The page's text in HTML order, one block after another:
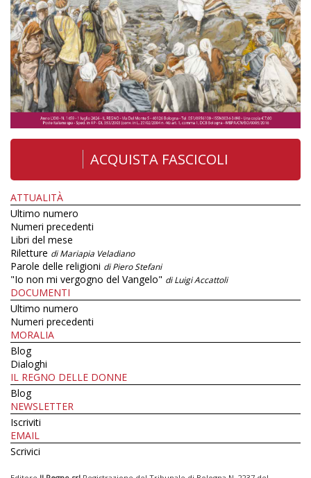
ACQUISTA FASCICOLI
ATTUALITÀ
Ultimo numero
Numeri precedenti
Libri del mese
Riletture di Mariapia Veladiano
Parole delle religioni di Piero Stefani
"Io non mi vergogno del Vangelo" di Luigi Accattoli
DOCUMENTI
Ultimo numero
Numeri precedenti
MORALIA
Blog
Dialoghi
IL REGNO DELLE DONNE
Blog
NEWSLETTER
Iscriviti
EMAIL
Scrivici